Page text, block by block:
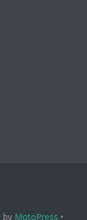
by MotoPress •